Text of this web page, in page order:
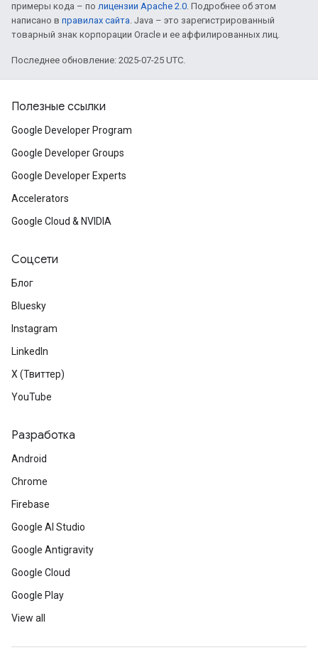
примеры кода – по лицензии Apache 2.0. Подробнее об этом
написано в правилах сайта. Java – это зарегистрированный
товарный знак корпорации Oracle и ее аффилированных лиц.
Последнее обновление: 2025-07-25 UTC.
Полезные ссылки
Google Developer Program
Google Developer Groups
Google Developer Experts
Accelerators
Google Cloud & NVIDIA
Соцсети
Блог
Bluesky
Instagram
LinkedIn
X (Твиттер)
YouTube
Разработка
Android
Chrome
Firebase
Google AI Studio
Google Antigravity
Google Cloud
Google Play
View all